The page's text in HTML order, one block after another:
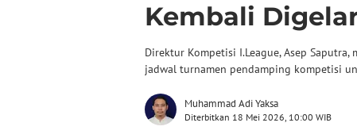
Kembali
Direktur Kompetisi I.League, Asep
jadwal turnamen pendamping kompetisi
Muhammad Adi Yaksa
Diterbitkan 18 Mei 2026, 10:00 WIB